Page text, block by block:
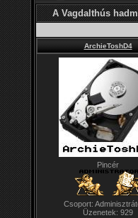
A Vagdalthús
ArchieToshD4
Pincér
Csoport:
Üzenetek: 929